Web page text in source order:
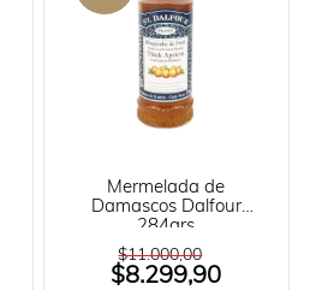
Mermelada de
Damascos Dalfour
284grs
$11.000,00
$8.299,90